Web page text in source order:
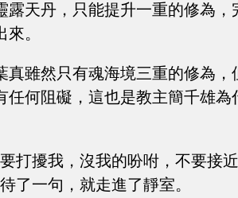
露天丹，只能提升一重的修為
。
真雖然只有魂海境三重的修為
任何阻礙，這也是教主簡千雄
打擾我，沒我的吩咐，不要接
了一句，就走進了靜室。